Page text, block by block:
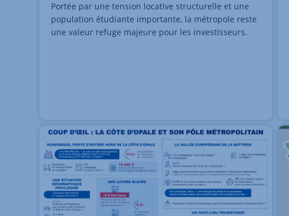
Portée par une tension locative structurelle et une
population étudiante importante, la métropole reste
une valeur refuge majeure pour les investisseurs.